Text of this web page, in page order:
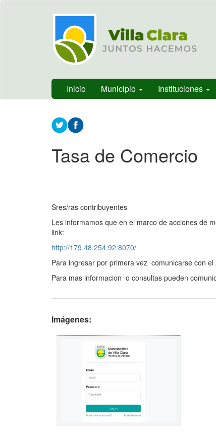
Municipalidad
de Villa
Clara, Entre
Ríos,
Argentina
Inicio Municipio Instituciones
Contenido
principal
Tasa de Comercio
Sres/ras contribuyentes
Les informamos que en el marco de acciones de
link:
http://179.48.254.92:8070/
Para ingresar por primera vez comunicarse con el
Para mas informacion o consultas pueden
Imágenes: